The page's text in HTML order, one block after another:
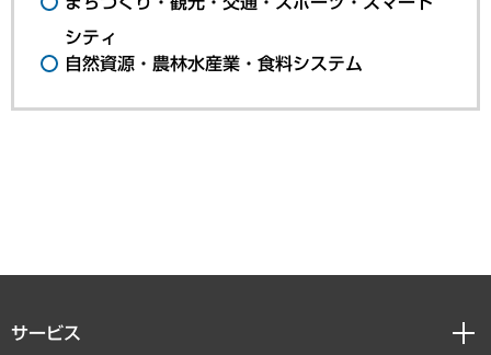
シティ
自然資源・農林水産業・食料システム
サービス